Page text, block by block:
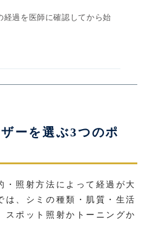
経過を医師に確認してから始
ーを選ぶ3つのポ
・照射方法によって経過が大
は、シミの種類・肌質・生活
スポット照射かトーニングか